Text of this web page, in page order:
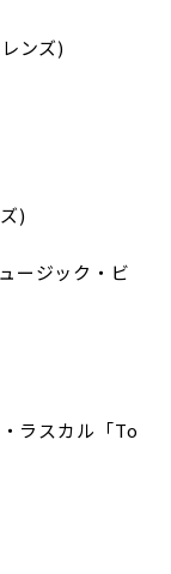
ンズ)
)
ージック・ビ
ラスカル「To